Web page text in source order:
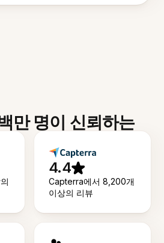
만 명이 신뢰하는
4.4
Capterra에서 8,200개
이상의 리뷰